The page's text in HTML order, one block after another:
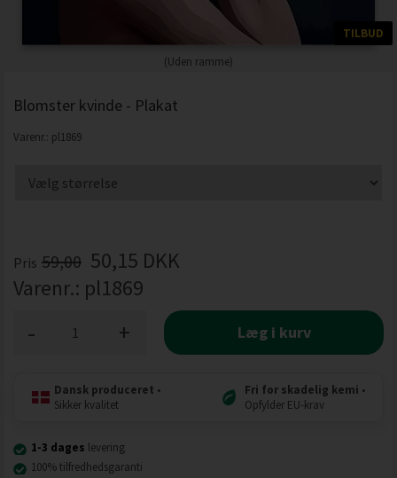
TILBUD
(Uden ramme)
Blomster kvinde - Plakat
Varenr.: pl1869
Pris 59,00 50,15 DKK
Varenr.: pl1869
+
- Læg i kurv
Dansk produceret •
Sikker kvalitet
Fri for skadelig kemi •
Opfylder EU-krav
1-3 dages levering
100% tilfredhedsgaranti